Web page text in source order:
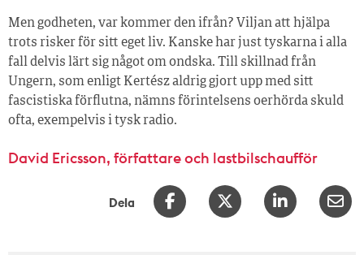
Men godheten, var kommer den ifrån? Viljan att hjälpa
trots risker för sitt eget liv. Kanske har just tyskarna i alla
fall delvis lärt sig något om ondska. Till skillnad från
Ungern, som enligt Kertész aldrig gjort upp med sitt
fascistiska förflutna, nämns förintelsens oerhörda skuld
ofta, exempelvis i tysk radio.
David Ericsson, författare och lastbilschaufför
Dela